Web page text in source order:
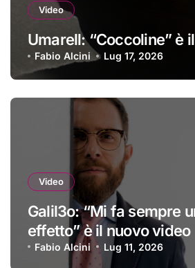
Video
Umarell: “Coccoline” è
Fabio Alcini Lug 17, 2026
Video
Galil3o: “Mi fa sempre
effetto” è il nuovo video
Fabio Alcini Lug 11, 2026